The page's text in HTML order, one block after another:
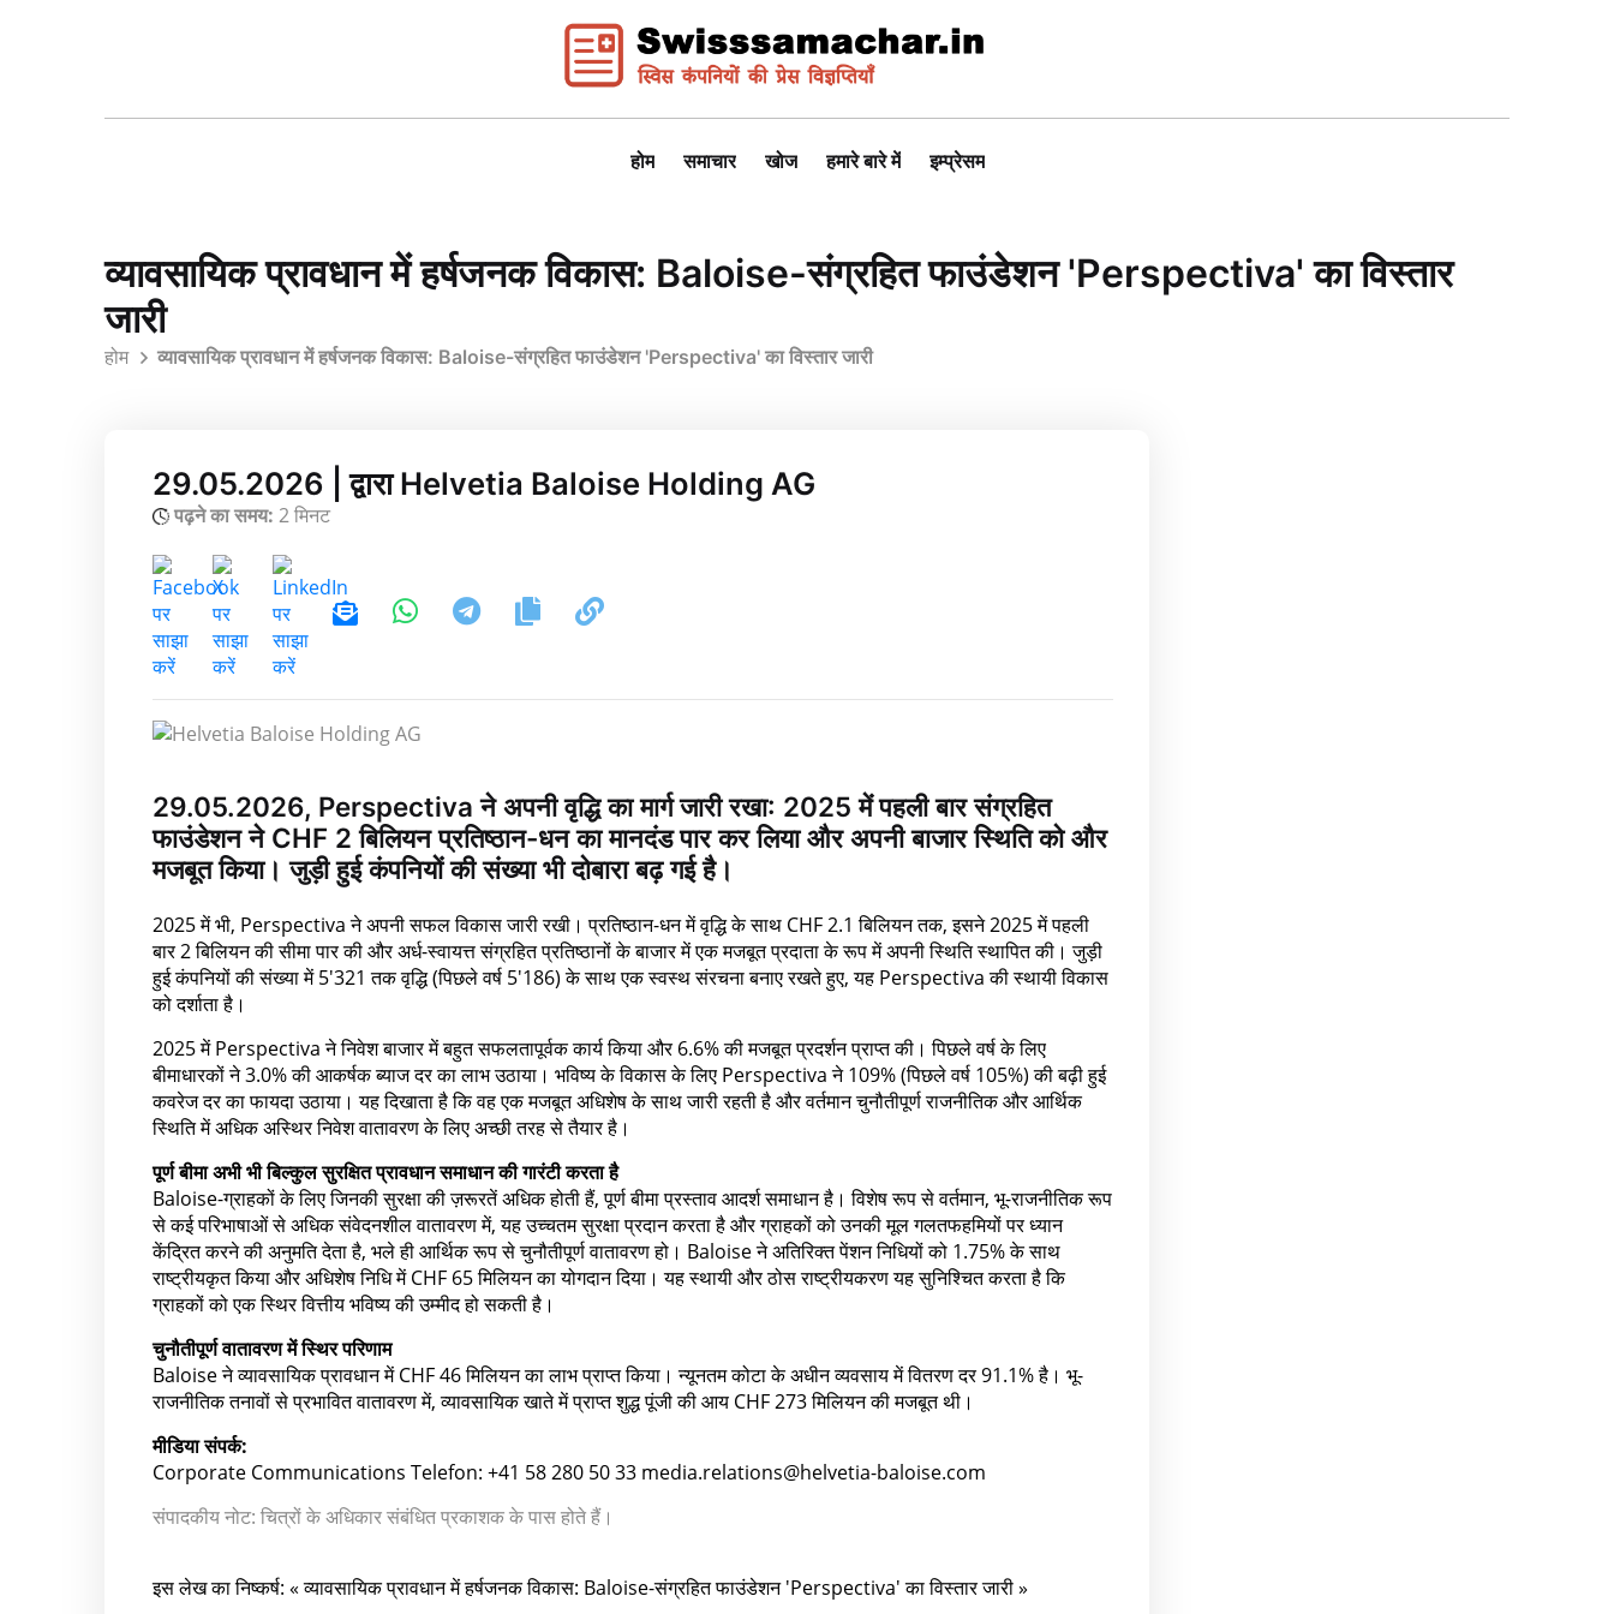
होम समाचार खोज हमारे बारे में इम्प्रेसम
व्यावसायिक प्रावधान में हर्षजनक विकास: Baloise-संग्रहित फाउंडेशन 'Perspectiva' का विस्तार
जारी
होम व्यावसायिक प्रावधान में हर्षजनक विकास: Baloise-संग्रहित फाउंडेशन 'Perspectiva' का विस्तार जारी
29.05.2026 | द्वारा Helvetia Baloise Holding AG
पढ़ने का समय: 2 मिनट
29.05.2026, Perspectiva ने अपनी वृद्धि का मार्ग जारी रखा: 2025 में पहली बार संग्रहित
फाउंडेशन ने CHF 2 बिलियन प्रतिष्ठान-धन का मानदंड पार कर लिया और अपनी बाजार स्थिति को और
मजबूत किया। जुड़ी हुई कंपनियों की संख्या भी दोबारा बढ़ गई है।
2025 में भी, Perspectiva ने अपनी सफल विकास जारी रखी। प्रतिष्ठान-धन में वृद्धि के साथ CHF 2.1 बिलियन तक, इसने 2025 में पहली
बार 2 बिलियन की सीमा पार की और अर्ध-स्वायत्त संग्रहित प्रतिष्ठानों के बाजार में एक मजबूत प्रदाता के रूप में अपनी स्थिति स्थापित की। जुड़ी
हुई कंपनियों की संख्या में 5'321 तक वृद्धि (पिछले वर्ष 5'186) के साथ एक स्वस्थ संरचना बनाए रखते हुए, यह Perspectiva की स्थायी विकास
को दर्शाता है।
2025 में Perspectiva ने निवेश बाजार में बहुत सफलतापूर्वक कार्य किया और 6.6% की मजबूत प्रदर्शन प्राप्त की। पिछले वर्ष के लिए
बीमाधारकों ने 3.0% की आकर्षक ब्याज दर का लाभ उठाया। भविष्य के विकास के लिए Perspectiva ने 109% (पिछले वर्ष 105%) की बढ़ी हुई
कवरेज दर का फायदा उठाया। यह दिखाता है कि वह एक मजबूत अधिशेष के साथ जारी रहती है और वर्तमान चुनौतीपूर्ण राजनीतिक और आर्थिक
स्थिति में अधिक अस्थिर निवेश वातावरण के लिए अच्छी तरह से तैयार है।
पूर्ण बीमा अभी भी बिल्कुल सुरक्षित प्रावधान समाधान की गारंटी करता है
Baloise-ग्राहकों के लिए जिनकी सुरक्षा की ज़रूरतें अधिक होती हैं, पूर्ण बीमा प्रस्ताव आदर्श समाधान है। विशेष रूप से वर्तमान, भू-राजनीतिक रूप
से कई परिभाषाओं से अधिक संवेदनशील वातावरण में, यह उच्चतम सुरक्षा प्रदान करता है और ग्राहकों को उनकी मूल गलतफहमियों पर ध्यान
केंद्रित करने की अनुमति देता है, भले ही आर्थिक रूप से चुनौतीपूर्ण वातावरण हो। Baloise ने अतिरिक्त पेंशन निधियों को 1.75% के साथ
राष्ट्रीयकृत किया और अधिशेष निधि में CHF 65 मिलियन का योगदान दिया। यह स्थायी और ठोस राष्ट्रीयकरण यह सुनिश्चित करता है कि
ग्राहकों को एक स्थिर वित्तीय भविष्य की उम्मीद हो सकती है।
चुनौतीपूर्ण वातावरण में स्थिर परिणाम
Baloise ने व्यावसायिक प्रावधान में CHF 46 मिलियन का लाभ प्राप्त किया। न्यूनतम कोटा के अधीन व्यवसाय में वितरण दर 91.1% है। भू-
राजनीतिक तनावों से प्रभावित वातावरण में, व्यावसायिक खाते में प्राप्त शुद्ध पूंजी की आय CHF 273 मिलियन की मजबूत थी।
मीडिया संपर्क:
Corporate Communications Telefon: +41 58 280 50 33 media.relations@helvetia-baloise.com
संपादकीय नोट: चित्रों के अधिकार संबंधित प्रकाशक के पास होते हैं।
इस लेख का निष्कर्ष: « व्यावसायिक प्रावधान में हर्षजनक विकास: Baloise-संग्रहित फाउंडेशन 'Perspectiva' का विस्तार जारी »